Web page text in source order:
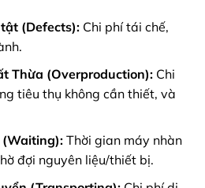
(Defects):Chi phí tái chế,
Thừa (Overproduction):Chi
tiêu thụ không cần thiết, và
(Waiting):Thời gian máy nhàn
đợi nguyên liệu/thiết bị.